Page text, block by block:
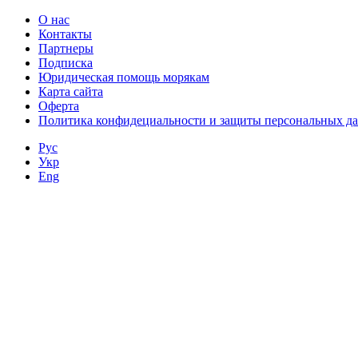
О нас
Контакты
Партнеры
Подписка
Юридическая помощь морякам
Карта сайта
Оферта
Политика конфидециальности и защиты персональных
Рус
Укр
Eng